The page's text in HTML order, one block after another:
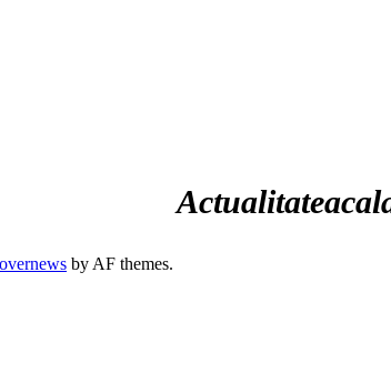
by AF themes.